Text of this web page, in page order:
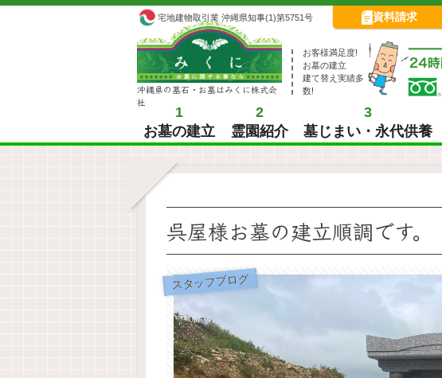
宅地建物取引業 沖縄県知事(1)第5751号 資料請求
沖縄県の墓石・お墓はみくに株式会
社
お客様満足度!
お墓の建立
建て替え実績多
数!
1
お墓の建立
2
霊園紹介
3
墓じまい・永代供養
呉屋様お墓の建立順調です。
スタッフブログ